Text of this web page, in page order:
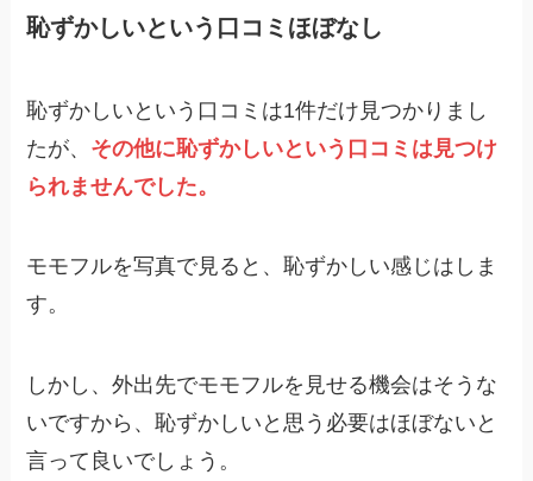
恥ずかしいという口コミほぼなし
恥ずかしいという口コミは1件だけ見つかりまし
たが、 その他に恥ずかしいという口コミは見つけ
られませんでした。
モモフルを写真で見ると、恥ずかしい感じはしま
す。
しかし、外出先でモモフルを見せる機会はそうな
いですから、恥ずかしいと思う必要はほぼないと
言って良いでしょう。